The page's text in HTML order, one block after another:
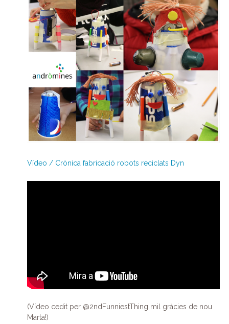
Vídeo / Crònica fabricació robots reciclats Dyn
(Vídeo cedit per @2ndFunniestThing mil gràcies de nou
Marta!)